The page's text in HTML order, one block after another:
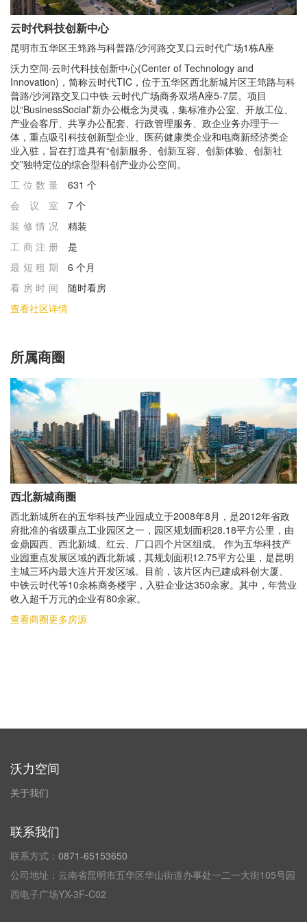
云时代科技创新中心
昆明市五华区王筇路与科普路/沙河路交叉口云时代广场1栋A座
沃力空间·云时代科技创新中心(Center of Technology and
Innovation)，简称云时代TIC，位于五华区西北新城片区王筇路与科
普路/沙河路交叉口中铁·云时代广场商务双塔A座5-7层。项目
以“BusinessSocial”新办公概念为灵魂，集标准办公室、开放工位、
产业会客厅、共享办公配套、行政管理服务、政企业务办理于一
体，重点吸引科技创新型企业、医药健康类企业和电商新经济类企
业入驻，旨在打造具有“创新服务、创新互容、创新体验、创新社
交”独特定位的综合型科创产业办公空间。
工位数量
631 个
会议室
7 个
装修情况
精装
⼯商注册
是
最短租期
6 个月
看房时间
随时看房
查看社区详情
所属商圈
西北新城商圈
西北新城所在的五华科技产业园成立于2008年8月，是2012年省政
府批准的省级重点工业园区之一，园区规划面积28.18平方公里，由
金鼎园西、西北新城、红云、厂口四个片区组成。 作为五华科技产
业园重点发展区域的西北新城，其规划面积12.75平方公里，是昆明
主城三环内最大连片开发区域。目前，该片区内已建成科创大厦、
中铁云时代等10余栋商务楼宇，入驻企业达350余家。其中，年营业
收入超千万元的企业有80余家。
查看商圈更多房源
沃力空间
关于我们
联系我们
联系方式： 0871-65153650
公司地址：云南省昆明市五华区华山街道办事处一二一大街105号园
西电子广场YX-3F-C02